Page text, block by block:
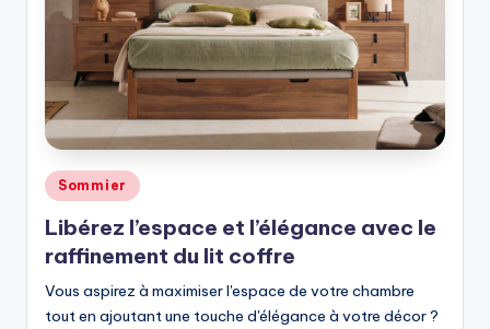
Sommier
Libérez l’espace et l’élégance avec le
raffinement du lit coffre
Vous aspirez à maximiser l'espace de votre chambre
tout en ajoutant une touche d'élégance à votre décor ?